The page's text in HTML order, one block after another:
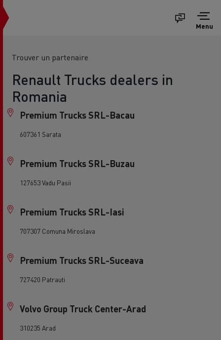
Menu
Trouver un partenaire
Renault Trucks dealers in
Romania
Premium Trucks SRL-Bacau
607361 Sarata
Premium Trucks SRL-Buzau
127653 Vadu Pasii
Premium Trucks SRL-Iasi
707307 Comuna Miroslava
Premium Trucks SRL-Suceava
727420 Patrauti
Volvo Group Truck Center-Arad
310235 Arad